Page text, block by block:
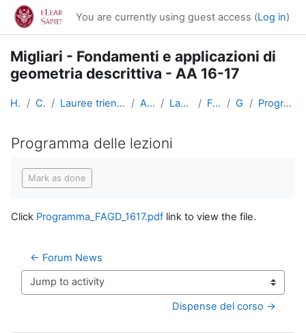
Skip to main content
You are currently using guest access (Log in)
Migliari - Fondamenti e applicazioni di
geometria descrittiva - AA 16-17
Home Courses Lauree triennali, magistrali, a ciclo unico Architettura Lauree Triennali FAGD_1617 General Programma delle lezioni
Programma delle lezioni
Mark as done
Click Programma_FAGD_1617.pdf link to view the file.
← Forum News
Jump to activity
Dispense del corso →